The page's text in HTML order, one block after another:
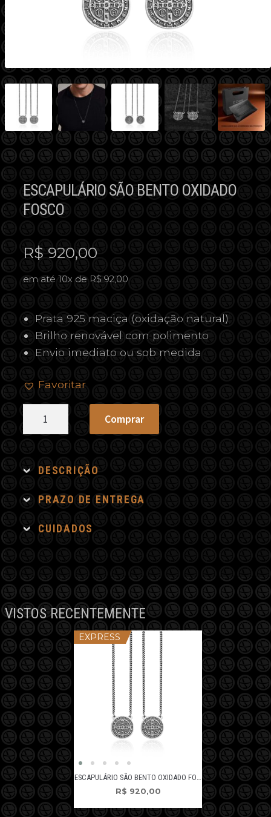
ESCAPULÁRIO SÃO BENTO OXIDADO
FOSCO
R$ 920,00
em até 10x de R$ 92,00
Prata 925 maciça (oxidação natural)
Brilho renovável com polimento
Envio imediato ou sob medida
Favoritar
quantidade
Comprar
DESCRIÇÃO
PRAZO DE ENTREGA
CUIDADOS
VISTOS RECENTEMENTE
EXPRESS
R$ 920,00